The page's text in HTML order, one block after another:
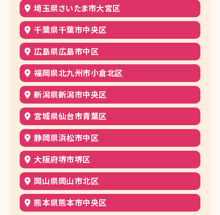
埼玉県さいたま市大宮区
千葉県千葉市中央区
広島県広島市中区
福岡県北九州市小倉北区
新潟県新潟市中央区
宮城県仙台市青葉区
静岡県浜松市中区
大阪府堺市堺区
岡山県岡山市北区
熊本県熊本市中央区